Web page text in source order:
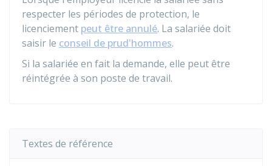
respecter les périodes de protection, le
licenciement peut être annulé. La salariée doit
saisir le conseil de prud'hommes.
Si la salariée en fait la demande, elle peut être
réintégrée à son poste de travail.
Textes de référence